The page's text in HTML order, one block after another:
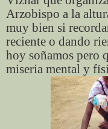
Arzobispo a la
muy bien si
reciente o dando
hoy soñamos pero
miseria mental y